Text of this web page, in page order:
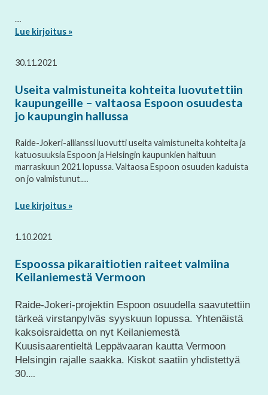
…
Lue kirjoitus »
30.11.2021
Useita valmistuneita kohteita luovutettiin
kaupungeille – valtaosa Espoon osuudesta
jo kaupungin hallussa
Raide-Jokeri-allianssi luovutti useita valmistuneita kohteita ja
katuosuuksia Espoon ja Helsingin kaupunkien haltuun
marraskuun 2021 lopussa. Valtaosa Espoon osuuden kaduista
on jo valmistunut.…
Lue kirjoitus »
1.10.2021
Espoossa pikaraitiotien raiteet valmiina
Keilaniemestä Vermoon
Raide-Jokeri-projektin Espoon osuudella saavutettiin
tärkeä virstanpylväs syyskuun lopussa. Yhtenäistä
kaksoisraidetta on nyt Keilaniemestä
Kuusisaarentieltä Leppävaaran kautta Vermoon
Helsingin rajalle saakka. Kiskot saatiin yhdistettyä
30.…